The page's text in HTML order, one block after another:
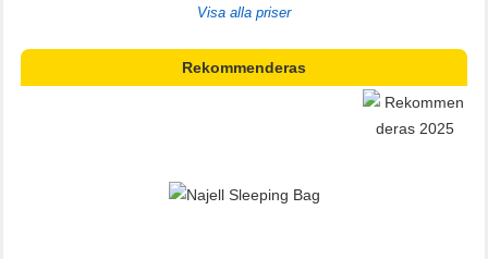
Visa alla priser
Rekommenderas